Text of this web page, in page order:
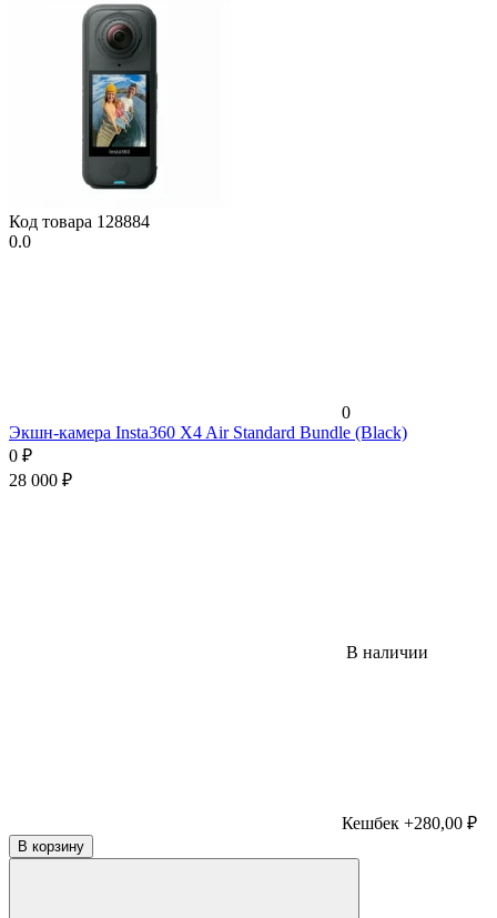
Код товара 128884
0.0
0
Экшн-камера Insta360 X4 Air Standard Bundle (Black)
0 ₽
28 000 ₽
В наличии
Кешбек +280,00 ₽
В корзину